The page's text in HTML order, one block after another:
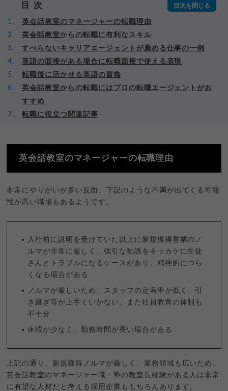
目次
英会話教室のマネージャーの転職理由
英会話教室からの転職に有利なスキル
すべらないキャリアエージェントが薦める仕事の一例
英語の面接がある場合に転職面接で使える表現
転職後に活かせる英語の資格
英会話教室からの転職にはプロの転職エージェントがお
すすめ
転職に役立つ関連記事
英会話教室のマネージャーの転職理由
非常にやりがいが多い反面、下記のような不満が出てくる可能
性が高い職場もあるようです。
入社前に説明を受けていた以上に新規獲得営業のノ
ルマが非常に厳しく、強引な勧誘をキッカケに生徒
さんとトラブルになるケースがあり、精神的につら
くなる場合がある
ノルマが厳しいため、スタッフの定着率が低く、引
き継ぎ等が上手くいかない。また社員教育の体制も
不十分
休暇が少なく、勤務時間が長い場合がある
上記の通り、新規獲得ノルマが厳しく、業務領域も広いため、
英会話教室のマネージャー職・塾の教室長経験がある人は非常
に有望な人材だと考える採用企業ももちろんあります。